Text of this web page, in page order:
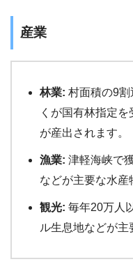
産業
林業: 村面積の9
くが国有林指定
が産出されます。
漁業: 津軽海峡で
などが主要な水産
観光: 毎年20万人
ル生息地などが主